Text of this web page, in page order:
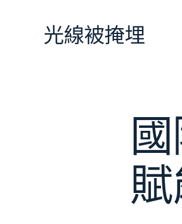
光線被掩埋